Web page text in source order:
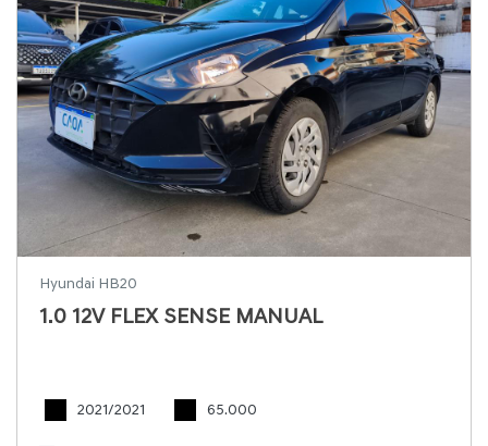
Hyundai HB20
1.0 12V FLEX SENSE MANUAL
2021/2021 65.000